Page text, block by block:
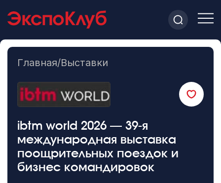
Главная/Выставки
ibtm world 2026 — 39-я
международная выставка
поощрительных поездок и
бизнес командировок